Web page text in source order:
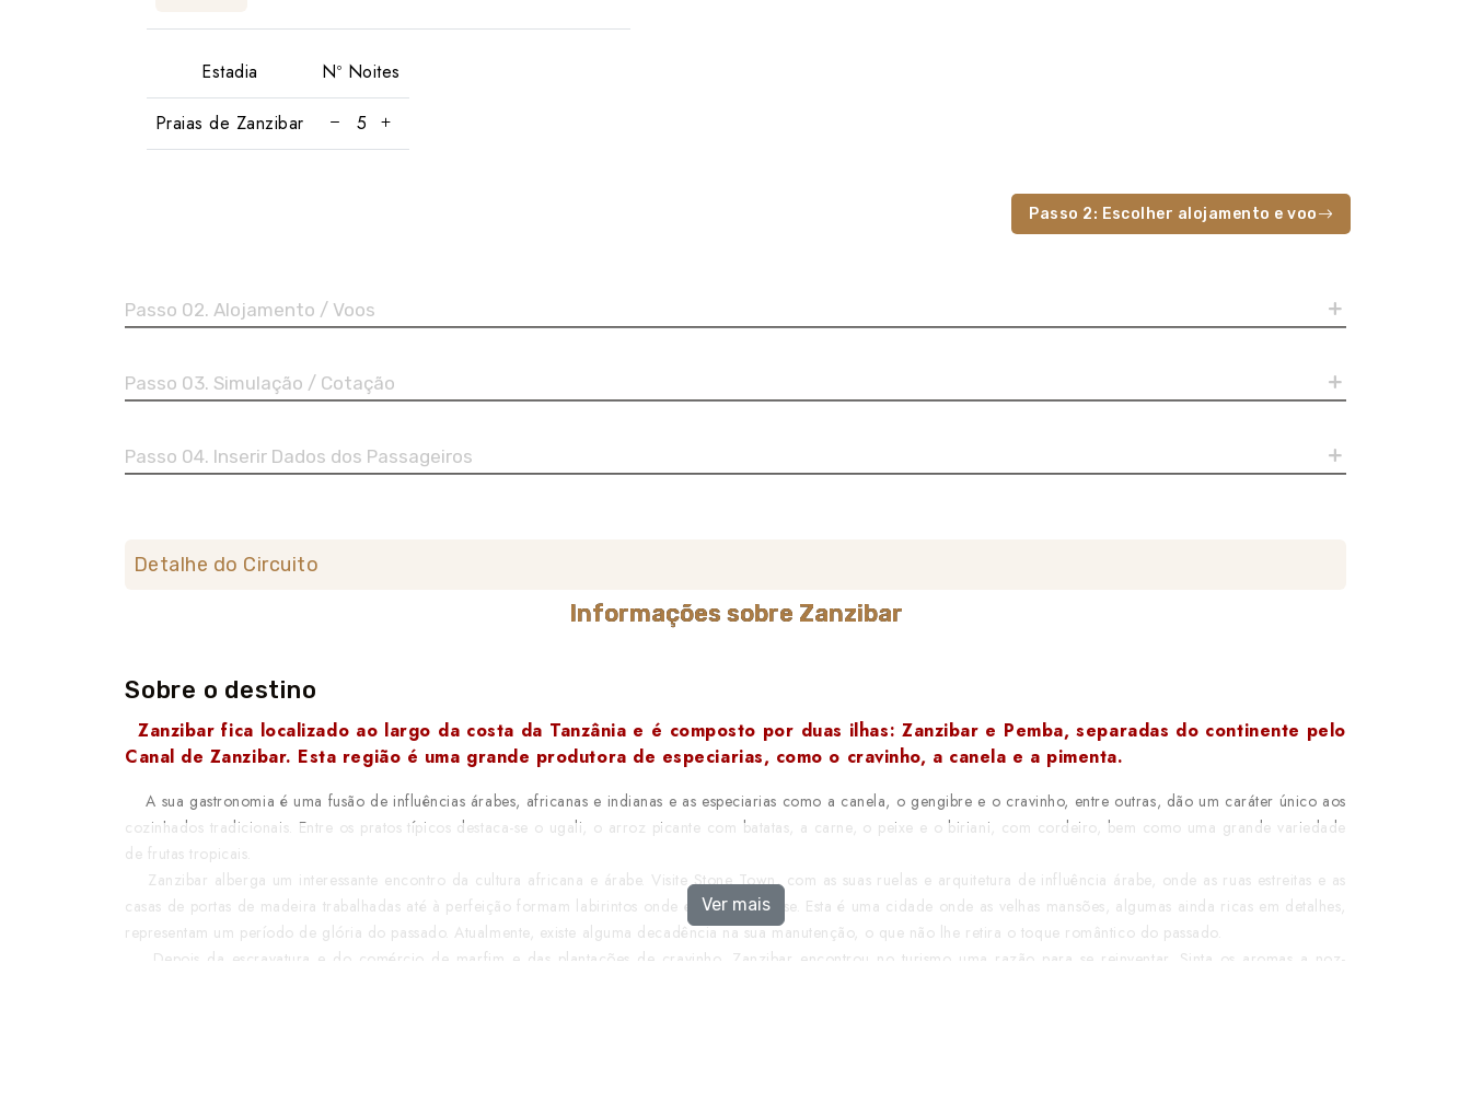
Estadia Nº Noites
Praias de Zanzibar
Passo 2: Escolher alojamento e voo
Passo 02. Alojamento / Voos
Passo 03. Simulação / Cotação
Passo 04. Inserir Dados dos Passageiros
Detalhe do Circuito
Informações sobre Zanzibar
Sobre o destino
Zanzibar fica localizado ao largo da costa da Tanzânia e é composto por duas ilhas: Zanzibar e Pemba, separadas do continente pelo
Canal de Zanzibar. Esta região é uma grande produtora de especiarias, como o cravinho, a canela e a pimenta.
A sua gastronomia é uma fusão de influências árabes, africanas e indianas e as especiarias como a canela, o gengibre e o cravinho, entre outras, dão um caráter único aos
cozinhados tradicionais. Entre os pratos típicos destaca-se o ugali, o arroz picante com batatas, a carne, o peixe e o biriani, com cordeiro, bem como uma grande variedade
de frutas tropicais.
Zanzibar alberga um interessante encontro da cultura africana e árabe. Visite Stone Town, com as suas ruelas e arquitetura de influência árabe, onde as ruas estreitas e as
casas de portas de madeira trabalhadas até à perfeição formam labirintos onde é fácil perder-se. Esta é uma cidade onde as velhas mansões, algumas ainda ricas em detalhes,
representam um período de glória do passado. Atualmente, existe alguma decadência na sua manutenção, o que não lhe retira o toque romântico do passado.
Depois da escravatura e do comércio de marfim e das plantações de cravinho, Zanzibar encontrou no turismo uma razão para se reinventar. Sinta os aromas a noz-
Ver mais